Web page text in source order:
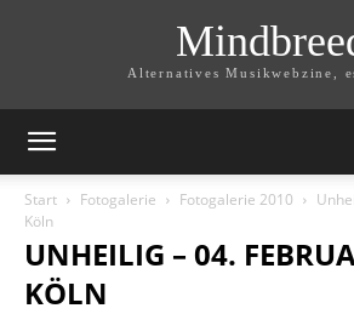
Alternatives Musikwebzine,
Start Fotogalerie Fotogalerie 2010
Köln
UNHEILIG – 04.
KÖLN